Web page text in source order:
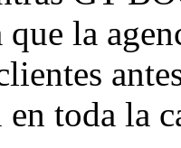
la
toda la